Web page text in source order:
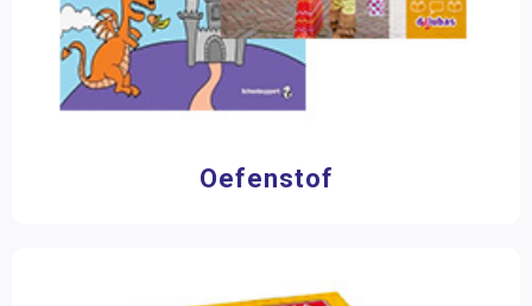
Oefenstof